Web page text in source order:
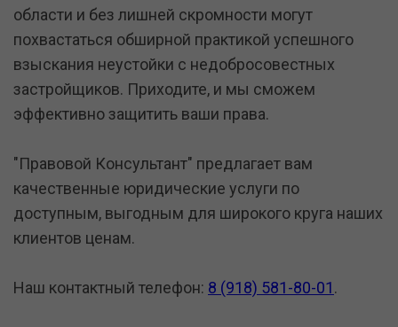
области и без лишней скромности могут
похвастаться обширной практикой успешного
взыскания неустойки с недобросовестных
застройщиков. Приходите, и мы сможем
эффективно защитить ваши права.
"Правовой Консультант" предлагает вам
качественные юридические услуги по
доступным, выгодным для широкого круга наших
клиентов ценам.
Наш контактный телефон: 8 (918) 581-80-01.